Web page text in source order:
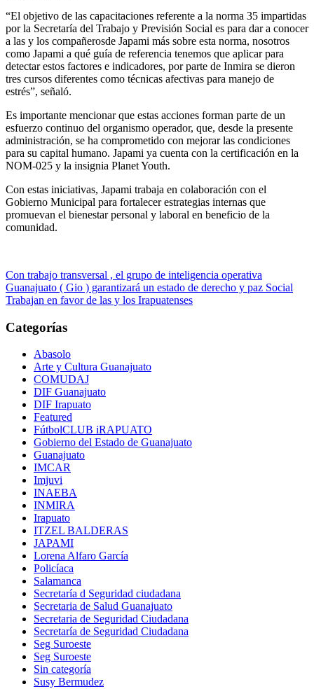
“El objetivo de las capacitaciones referente a la norma 35 impartidas
por la Secretaría del Trabajo y Previsión Social es para dar a conocer
a las y los compañerosde Japami más sobre esta norma, nosotros
como Japami a qué guía de referencia tenemos que aplicar para
detectar estos factores e indicadores, por parte de Inmira se dieron
tres cursos diferentes como técnicas afectivas para manejo de
estrés”, señaló.
Es importante mencionarque estas acciones forman parte de un
esfuerzo continuo del organismo operador, que, desde la presente
administración, se ha comprometido con mejorar las condiciones
para su capital humano. Japami ya cuenta con la certificación en la
NOM-025 y la insignia Planet Youth.
Con estas iniciativas, Japami trabaja en colaboración con el
Gobierno Municipal para fortalecer estrategias internas que
promuevan el bienestar personal y laboral en beneficio de la
comunidad.
Navegación
de
Con trabajo transversal , el grupo de inteligencia operativa
Guanajuato ( Gio ) garantizará un estado de derecho y paz Social
Trabajan en favor de las y los Irapuatenses
Categorías
Abasolo
Arte y Cultura Guanajuato
COMUDAJ
DIF Guanajuato
DIF Irapuato
Featured
FútbolCLUB iRAPUATO
Gobierno del Estado de Guanajuato
Guanajuato
IMCAR
Imjuvi
INAEBA
INMIRA
Irapuato
ITZEL BALDERAS
JAPAMI
Lorena Alfaro García
Policíaca
Salamanca
Secretaría d Seguridad ciudadana
Secretaria de Salud Guanajuato
Secretaria de Seguridad Ciudadana
Secretaría de Seguridad Ciudadana
Seg Suroeste
Seg Suroeste
Sin categoría
Susy Bermudez